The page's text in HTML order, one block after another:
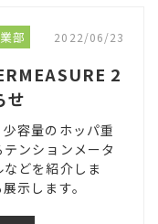
部 2022/06/23
2
せ
容量のホッパ重
ンションメータ
どを紹介しま
示します。